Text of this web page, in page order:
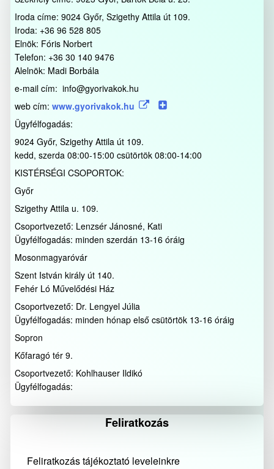
Iroda címe: 9024 Győr, Szigethy Attila út 109.
Iroda: +36 96 528 805
Elnök: Fóris Norbert
Telefon: +36 30 140 9476
Alelnök: Madi Borbála
e-mail cím: info@gyorivakok.hu
web cím: www.gyorivakok.hu
Ügyfélfogadás:
9024 Győr, Szigethy Attila út 109.
kedd, szerda 08:00-15:00 csütörtök 08:00-14:00
KISTÉRSÉGI CSOPORTOK:
Győr
Szigethy Attila u. 109.
Csoportvezető: Lenzsér Jánosné, Kati
Ügyfélfogadás: minden szerdán 13-16 óráig
Mosonmagyaróvár
Szent István király út 140.
Fehér Ló Művelődési Ház
Csoportvezető: Dr. Lengyel Júlia
Ügyfélfogadás: minden hónap első csütörtök 13-16 óráig
Sopron
Kőfaragó tér 9.
Csoportvezető: Kohlhauser Ildikó
Ügyfélfogadás:
Feliratkozás
Feliratkozás tájékoztató leveleinkre